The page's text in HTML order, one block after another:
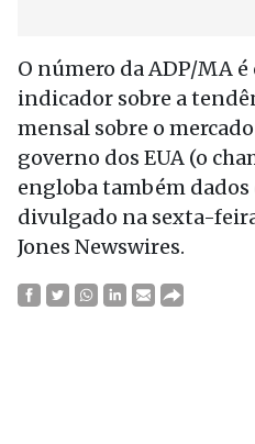
O número da ADP/MA
indicador sobre a
mensal sobre o
governo dos EUA (o
engloba também
divulgado na sexta-
Jones Newswires.